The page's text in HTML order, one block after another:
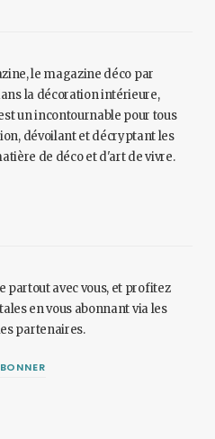
le magazine déco par
la décoration intérieure,
un incontournable pour tous
dévoilant et décryptant les
de déco et d'art de vivre.
partout avec vous, et profitez
en vous abonnant via les
partenaires.